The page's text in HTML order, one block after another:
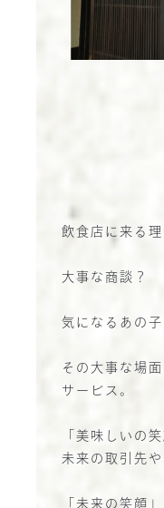
飲食店に来る理
大事な商談？
気になるあの子
その大事な場
サービス。
「美味しいの
未来の取引先
「未来の笑顔